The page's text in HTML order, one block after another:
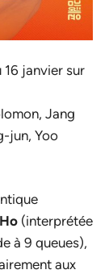
janvier sur
Jang
jun, Yoo
(interprétée
à 9 queues),
aux